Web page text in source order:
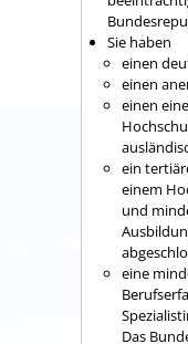
Sie haben
einen
einen
einen
ein
einem
und
eine
Das